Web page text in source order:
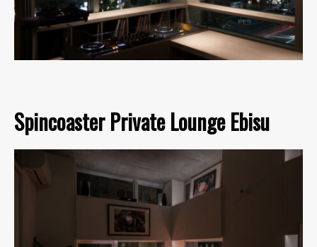
Spincoaster Private Lounge Ebisu